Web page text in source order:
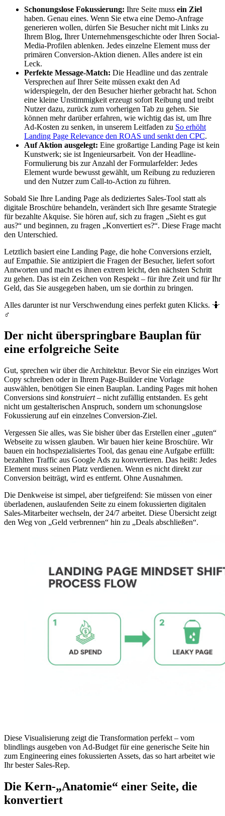
Schonungslose Fokussierung: Ihre Seite muss ein Ziel
haben. Genau eines. Wenn Sie etwa eine Demo-Anfrage
generieren wollen, dürfen Sie Besucher nicht mit Links zu
Ihrem Blog, Ihrer Unternehmensgeschichte oder Ihren Social-
Media-Profilen ablenken. Jedes einzelne Element muss der
primären Conversion-Aktion dienen. Alles andere ist ein
Leck.
Perfekte Message-Match: Die Headline und das zentrale
Versprechen auf Ihrer Seite müssen exakt den Ad
widerspiegeln, der den Besucher hierher gebracht hat. Schon
eine kleine Unstimmigkeit erzeugt sofort Reibung und treibt
Nutzer dazu, zurück zum vorherigen Tab zu gehen. Sie
können mehr darüber erfahren, wie wichtig das ist, um Ihre
Ad-Kosten zu senken, in unserem Leitfaden zu So erhöht
Landing Page Relevance den ROAS und senkt den CPC.
Auf Aktion ausgelegt: Eine großartige Landing Page ist kein
Kunstwerk; sie ist Ingenieursarbeit. Von der Headline-
Formulierung bis zur Anzahl der Formularfelder: Jedes
Element wurde bewusst gewählt, um Reibung zu reduzieren
und den Nutzer zum Call-to-Action zu führen.
Sobald Sie Ihre Landing Page als dediziertes Sales-Tool statt als
digitale Broschüre behandeln, verändert sich Ihre gesamte Strategie
für bezahlte Akquise. Sie hören auf, sich zu fragen „Sieht es gut
aus?“ und beginnen, zu fragen „Konvertiert es?“. Diese Frage macht
den Unterschied.
Letztlich basiert eine Landing Page, die hohe Conversions erzielt,
auf Empathie. Sie antizipiert die Fragen der Besucher, liefert sofort
Antworten und macht es ihnen extrem leicht, den nächsten Schritt
zu gehen. Das ist ein Zeichen von Respekt – für ihre Zeit und für Ihr
Geld, das Sie ausgegeben haben, um sie dorthin zu bringen.
Alles darunter ist nur Verschwendung eines perfekt guten Klicks. 🤷
♂️
Der nicht überspringbare Bauplan für
eine erfolgreiche Seite
Gut, sprechen wir über die Architektur. Bevor Sie ein einziges Wort
Copy schreiben oder in Ihrem Page-Builder eine Vorlage
auswählen, benötigen Sie einen Bauplan. Landing Pages mit hohen
Conversions sind konstruiert– nicht zufällig entstanden. Es geht
nicht um gestalterischen Anspruch, sondern um schonungslose
Fokussierung auf ein einzelnes Conversion-Ziel.
Vergessen Sie alles, was Sie bisher über das Erstellen einer „guten“
Webseite zu wissen glauben. Wir bauen hier keine Broschüre. Wir
bauen ein hochspezialisiertes Tool, das genau eine Aufgabe erfüllt:
bezahlten Traffic aus Google Ads zu konvertieren. Das heißt: Jedes
Element muss seinen Platz verdienen. Wenn es nicht direkt zur
Conversion beiträgt, wird es entfernt. Ohne Ausnahmen.
Die Denkweise ist simpel, aber tiefgreifend: Sie müssen von einer
überladenen, auslaufenden Seite zu einem fokussierten digitalen
Sales-Mitarbeiter wechseln, der 24/7 arbeitet. Diese Übersicht zeigt
den Weg von „Geld verbrennen“ hin zu „Deals abschließen“.
Diese Visualisierung zeigt die Transformation perfekt – vom
blindlings ausgeben von Ad-Budget für eine generische Seite hin
zum Engineering eines fokussierten Assets, das so hart arbeitet wie
Ihr bester Sales-Rep.
Die Kern-„Anatomie“ einer Seite, die
konvertiert